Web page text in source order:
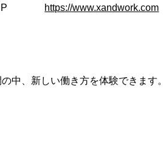
https://www.xandwork.com
中、新しい働き方を体験できます。